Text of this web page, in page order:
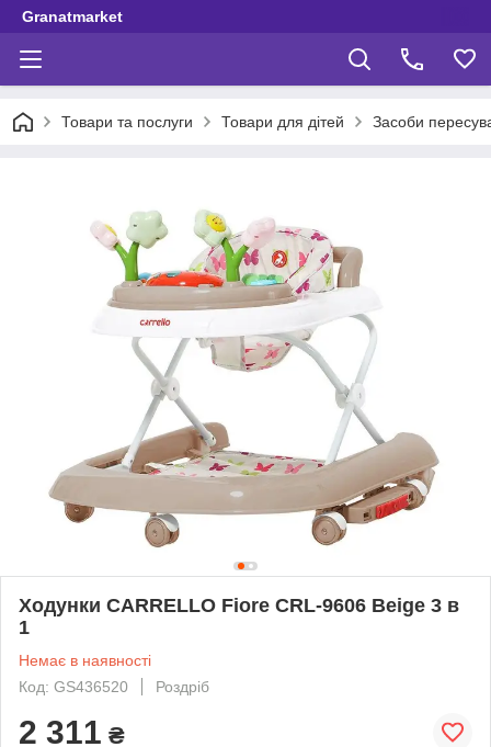
Granatmarket
Товари та послуги Товари для дітей Засоби
Ходунки CARRELLO Fiore CRL-9606 Beige 3 в
1
Немає в наявності
Код: GS436520
Роздріб
2 311 ₴